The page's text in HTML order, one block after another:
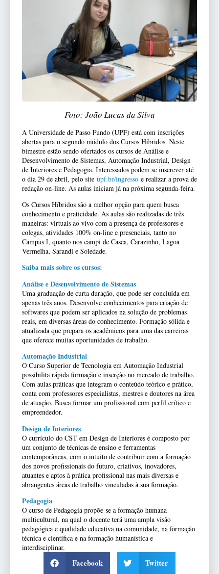
Foto: João Lucas da Silva
A Universidade de Passo Fundo (UPF) está com inscrições
abertas para o segundo módulo dos Cursos Híbridos. Neste
bimestre estão sendo ofertados os cursos de Análise e
Desenvolvimento de Sistemas, Automação Industrial, Design
de Interiores e Pedagogia. Interessados podem se inscrever até
o dia 29 de abril, pelo site upf.br/ingresso e realizar a prova de
redação on-line. As aulas iniciam já na próxima segunda-feira.
Os Cursos Híbridos são a melhor opção para quem busca
conhecimento e praticidade. As aulas são realizadas de três
maneiras: virtuais ao vivo com a presença de professores e
colegas, atividades 100% on-line e presenciais, tanto no
Campus I, quanto nos campi de Casca, Carazinho, Lagoa
Vermelha, Sarandi e Soledade.
Saiba mais sobre os cursos:
Análise e Desenvolvimento de Sistemas
Uma graduação de curta duração, que pode ser concluída em
apenas três anos. Desenvolve conhecimentos para criação de
softwares que podem ser aplicados na solução de problemas
reais, em diversas áreas do conhecimento. Formação sólida e
atualizada que prepara os acadêmicos para uma das carreiras
que oferece muitas oportunidades de trabalho.
Automação Industrial
O Curso Superior de Tecnologia em Automação Industrial
possibilita rápida formação e inserção no mercado de trabalho.
Com aulas práticas que integram o conteúdo teórico e prático,
conta com professores especialistas, mestres e doutores na área
de atuação. Busca formar um profissional com perfil crítico e
empreendedor.
Design de Interiores
O currículo do CST em Design de Interiores é composto por
um conjunto de técnicas de ensino e ferramentas
contemporâneas, com o intuito de contribuir com a formação
dos novos profissionais do futuro, criativos, inovadores,
atuantes e aptos à prática profissional nas mais diversas e
abrangentes áreas de trabalho vinculadas à sua formação.
Pedagogia
O curso de Pedagogia propõe-se a formação humana
multicultural, na qual o docente terá uma ampla visão
pedagógica e qualidade educativa na comunidade, na formação
técnica e científica e na formação humanística e
interdisciplinar.
Facebook Twitter